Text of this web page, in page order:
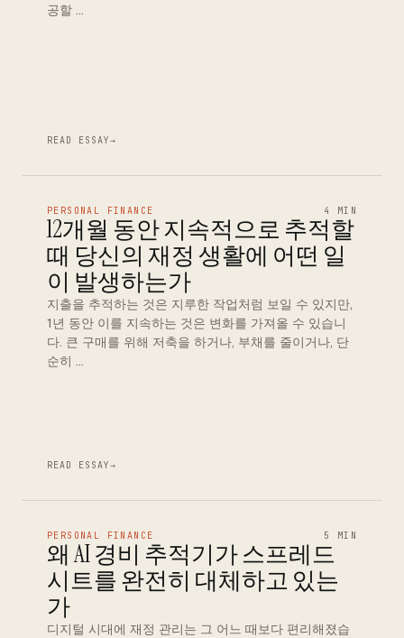
공할 …
READ ESSAY→
PERSONAL FINANCE 4 MIN
12개월 동안 지속적으로 추적할
때 당신의 재정 생활에 어떤 일
이 발생하는가
지출을 추적하는 것은 지루한 작업처럼 보일 수 있지만,
1년 동안 이를 지속하는 것은 변화를 가져올 수 있습니
다. 큰 구매를 위해 저축을 하거나, 부채를 줄이거나, 단
순히 …
READ ESSAY→
PERSONAL FINANCE 5 MIN
왜 AI 경비 추적기가 스프레드
시트를 완전히 대체하고 있는
가
디지털 시대에 재정 관리는 그 어느 때보다 편리해졌습